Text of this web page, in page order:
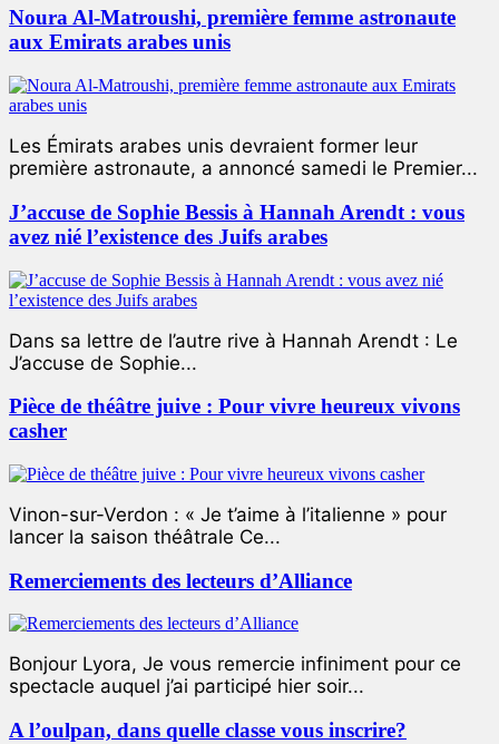
Noura Al-Matroushi, première femme astronaute
aux Emirats arabes unis
Les Émirats arabes unis devraient former leur
première astronaute, a annoncé samedi le Premier...
J’accuse de Sophie Bessis à Hannah Arendt : vous
avez nié l’existence des Juifs arabes
Dans sa lettre de l’autre rive à Hannah Arendt : Le
J’accuse de Sophie...
Pièce de théâtre juive : Pour vivre heureux vivons
casher
Vinon-sur-Verdon : « Je t’aime à l’italienne » pour
lancer la saison théâtrale Ce...
Remerciements des lecteurs d’Alliance
Bonjour Lyora, Je vous remercie infiniment pour ce
spectacle auquel j’ai participé hier soir...
A l’oulpan, dans quelle classe vous inscrire?